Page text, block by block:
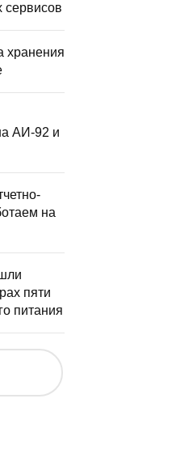
сервисов
хранения
АИ-92 и
на
пяти
питания